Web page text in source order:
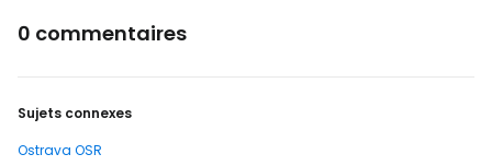
0 commentaires
Sujets connexes
Ostrava OSR